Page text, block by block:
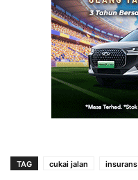
TAG cukai jalan insurans